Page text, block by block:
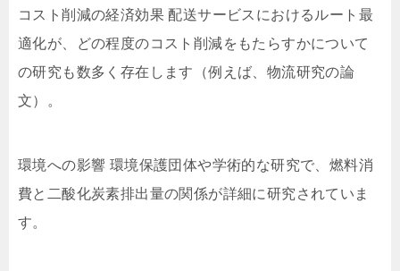
コスト削減の経済効果 配送サービスにおけるルート最
適化が、どの程度のコスト削減をもたらすかについて
の研究も数多く存在します（例えば、物流研究の論
文）。
環境への影響 環境保護団体や学術的な研究で、燃料消
費と二酸化炭素排出量の関係が詳細に研究されていま
す。